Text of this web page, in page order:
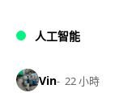
人工智能
Vin 22 小時